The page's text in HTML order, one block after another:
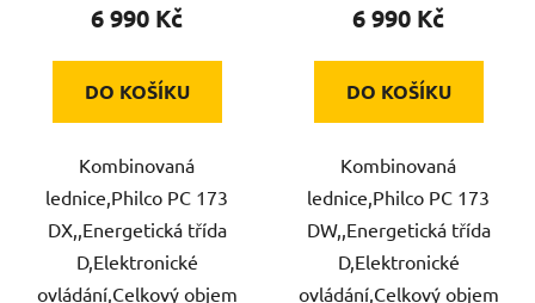
6 990 Kč
DO KOŠÍKU
Kombinovaná
lednice,Philco PC 173
DX,,Energetická třída
D,Elektronické
ovládání,Celkový objem
6 990 Kč
DO KOŠÍKU
Kombinovaná
lednice,Philco PC 173
DW,,Energetická třída
D,Elektronické
ovládání,Celkový objem